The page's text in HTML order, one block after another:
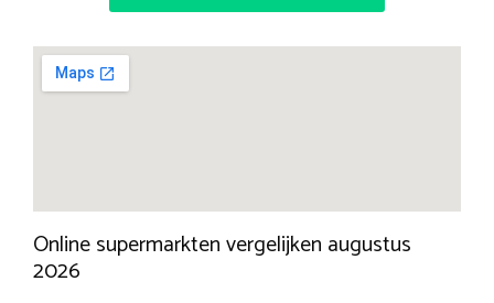
Online supermarkten vergelijken augustus
2026